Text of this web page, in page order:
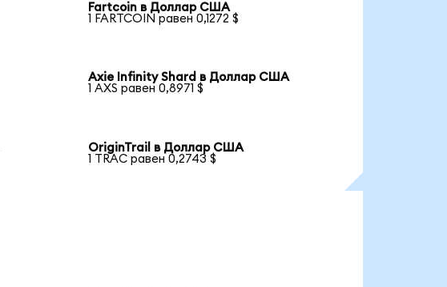
Fartcoin в Доллар США
1 FARTCOIN равен 0,1272 $
Axie Infinity Shard в Доллар США
1 AXS равен 0,8971 $
OriginTrail в Доллар США
1 TRAC равен 0,2743 $